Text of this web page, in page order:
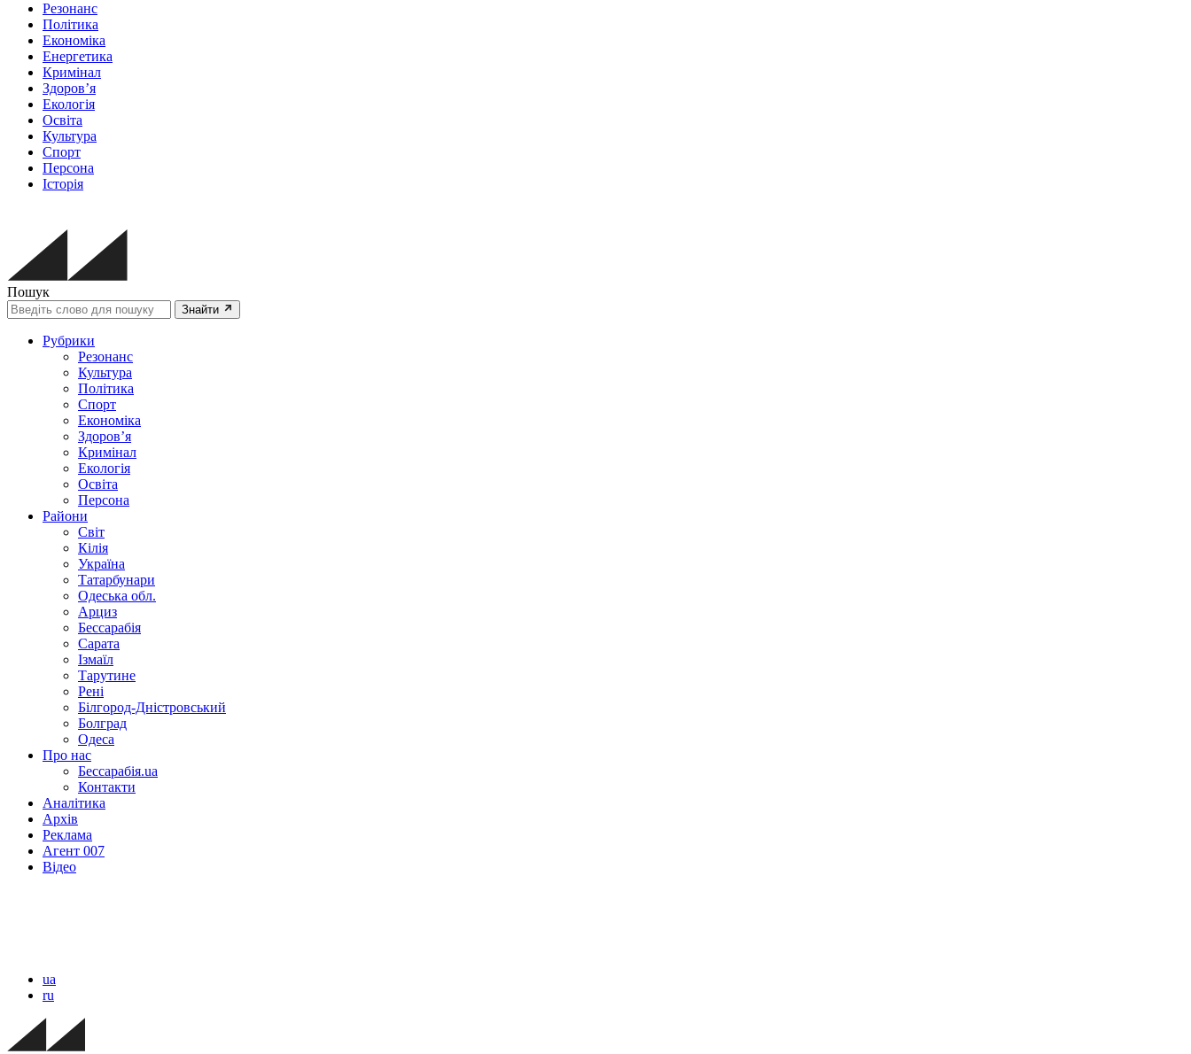
Резонанс
Політика
Економіка
Енергетика
Кримінал
Здоров’я
Екологія
Освіта
Культура
Спорт
Персона
Історія
Пошук
Знайти
Рубрики
Резонанс
Культура
Політика
Спорт
Економіка
Здоров’я
Кримінал
Екологія
Освіта
Персона
Райони
Світ
Кілія
Україна
Татарбунари
Одеська обл.
Арциз
Бессарабія
Сарата
Ізмаїл
Тарутине
Рені
Білгород-Дністровський
Болград
Одеса
Про нас
Бессарабія.ua
Контакти
Аналітика
Архів
Реклама
Агент 007
Відео
ua
ru